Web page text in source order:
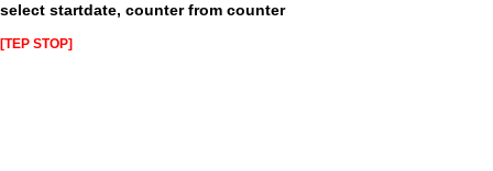
select startdate, counter from counter
[TEP STOP]